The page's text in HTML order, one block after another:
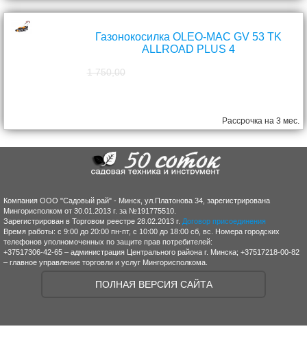
Газонокосилка OLEO-MAC GV 53 TK
ALLROAD PLUS 4
1 750,00
Рассрочка на 3 мес.
Компания ООО "Садовый рай" - Минск, ул.Платонова 34, зарегистрирована
Мингорисполком от 30.01.2013 г. за №191775510.
Зарегистрирован в Торговом реестре 28.02.2013 г. Договор присоединения
Время работы: с 9:00 до 20:00 пн-пт, с 10:00 до 18:00 сб, вс. Номера городских
телефонов уполномоченных по защите прав потребителей:
+37517306-42-65 – администрация Центрального района г. Минска; +37517218-00-82
– главное управление торговли и услуг Мингорисполкома.
ПОЛНАЯ ВЕРСИЯ САЙТА